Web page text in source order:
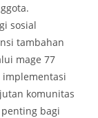
sosial
tambahan
mage 77
komunitas
bagi